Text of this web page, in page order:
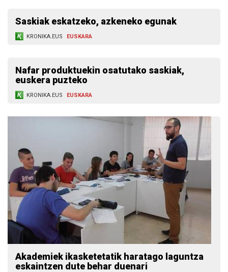
Saskiak eskatzeko, azkeneko egunak
KRONIKA.EUS EUSKARA
Nafar produktuekin osatutako saskiak,
euskera puzteko
KRONIKA.EUS EUSKARA
Akademiek ikasketetatik haratago ­laguntza
eskaintzen dute behar duenari